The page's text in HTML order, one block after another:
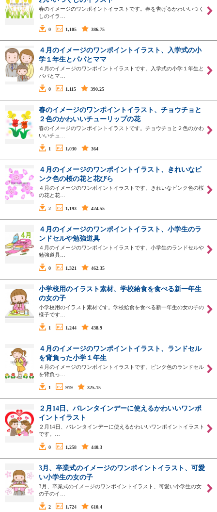
春のイメージのワンポイントイラストです。春を告げるかわいいつく
しのイラ…
0 1,105 386.75
４月のイメージのワンポイントイラスト、入学式の小
学１年生とパパとママ
４月のイメージのワンポイントイラストです。入学式の小学１年生と
パパとマ…
0 1,115 390.25
春のイメージのワンポイントイラスト、チョウチョと
２色のかわいいチューリップの花
春のイメージのワンポイントイラストです。チョウチョと２色のかわ
いいチュ…
1 1,030 364
４月のイメージのワンポイントイラスト、きれいなピ
ンク色の桜の花と花びら
４月のイメージのワンポイントイラストです。きれいなピンク色の桜
の花と花…
2 1,193 424.55
４月のイメージのワンポイントイラスト、小学生のラ
ンドセルや勉強道具
４月のイメージのワンポイントイラストです。小学生のランドセルや
勉強道具…
0 1,321 462.35
小学校用のイラスト素材、学校給食を食べる新一年生
の女の子
小学校用のイラスト素材です。学校給食を食べる新一年生の女の子の
様子です…
1 1,244 438.9
４月のイメージのワンポイントイラスト、ランドセル
を背負った小学１年生
４月のイメージのワンポイントイラストです。ピンク色のランドセル
を背負っ…
1 919 325.15
２月14日、バレンタインデーに使えるかわいいワンポ
イントイラスト
２月14日、バレンタインデーに使えるかわいいワンポイントイラスト
です。…
0 1,258 440.3
3月、卒業式のイメージのワンポイントイラスト、可愛
い小学生の女の子
3月、卒業式のイメージのワンポイントイラスト、可愛い小学生の女
の子のイ…
2 1,724 610.4